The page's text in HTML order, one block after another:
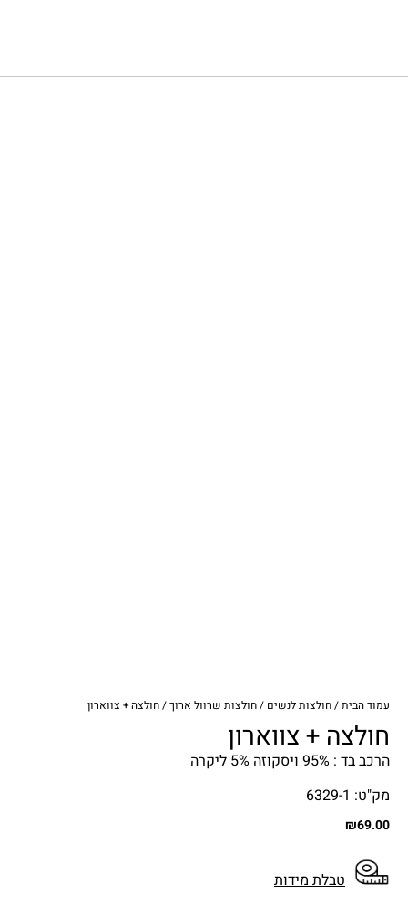
עמוד הבית/חולצות לנשים /חולצות שרוול ארוך/ חולצה + צווארון
חולצה + צווארון
הרכב בד : 95% ויסקוזה 5% ליקרה
מק"ט: 6329-1
₪69.00
טבלת מידות